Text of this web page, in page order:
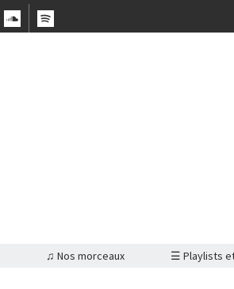
♫ Nos morceaux ☰ Playlists